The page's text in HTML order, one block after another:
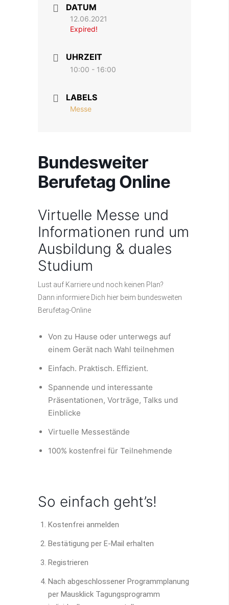
DATUM
12.06.2021
Expired!
UHRZEIT
10:00 - 16:00
LABELS
Messe
Bundesweiter
Berufetag Online
Virtuelle Messe und
Informationen rund um
Ausbildung & duales
Studium
Lust auf Karriere und noch keinen Plan?
Dann informiere Dich hier beim bundesweiten
Berufetag-Online
Von zu Hause oder unterwegs auf
einem Gerät nach Wahl teilnehmen
Einfach. Praktisch. Effizient.
Spannende und interessante
Präsentationen, Vorträge, Talks und
Einblicke
Virtuelle Messestände
100% kostenfrei für Teilnehmende
So einfach geht’s!
Kostenfrei anmelden
Bestätigung per E-Mail erhalten
Registrieren
Nach abgeschlossener Programmplanung
per Mausklick Tagungsprogramm